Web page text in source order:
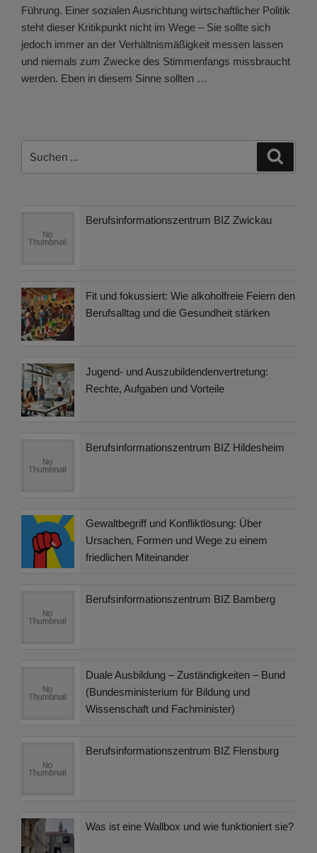
Führung. Einer sozialen Ausrichtung wirtschaftlicher Politik
steht dieser Kritikpunkt nicht im Wege – Sie sollte sich
jedoch immer an der Verhältnismäßigkeit messen lassen
und niemals zum Zwecke des Stimmenfangs missbraucht
werden. Eben in diesem Sinne sollten …
nach:
Berufsinformationszentrum BIZ Zwickau
Fit und fokussiert: Wie alkoholfreie Feiern den
Berufsalltag und die Gesundheit stärken
Jugend- und Auszubildendenvertretung:
Rechte, Aufgaben und Vorteile
Berufsinformationszentrum BIZ Hildesheim
Gewaltbegriff und Konfliktlösung: Über
Ursachen, Formen und Wege zu einem
friedlichen Miteinander
Berufsinformationszentrum BIZ Bamberg
Duale Ausbildung – Zuständigkeiten – Bund
(Bundesministerium für Bildung und
Wissenschaft und Fachminister)
Berufsinformationszentrum BIZ Flensburg
Was ist eine Wallbox und wie funktioniert sie?